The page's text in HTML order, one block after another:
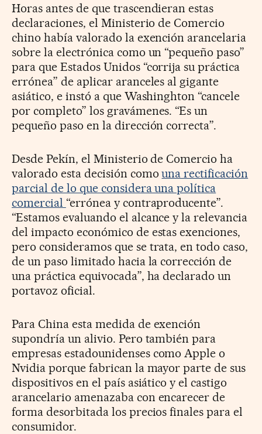
Horas antes de que trascendieran estas
declaraciones, el Ministerio de Comercio
chino había valorado la exención arancelaria
sobre la electrónica como un “pequeño paso”
para que Estados Unidos “corrija su práctica
errónea” de aplicar aranceles al gigante
asiático, e instó a que Washinghton “cancele
por completo” los gravámenes. “Es un
pequeño paso en la dirección correcta”.
Desde Pekín, el Ministerio de Comercio ha
valorado esta decisión comouna rectificación
parcial de lo que considera una política
comercial “errónea y contraproducente”.
“Estamos evaluando el alcance y la relevancia
del impacto económico de estas exenciones,
pero consideramos que se trata, en todo caso,
de un paso limitado hacia la corrección de
una práctica equivocada”, ha declarado un
portavoz oficial.
Para China esta medida de exención
supondría un alivio. Pero también para
empresas estadounidenses como Apple o
Nvidia porque fabrican la mayor parte de sus
dispositivos en el país asiático y el castigo
arancelario amenazaba con encarecer de
forma desorbitada los precios finales para el
consumidor.